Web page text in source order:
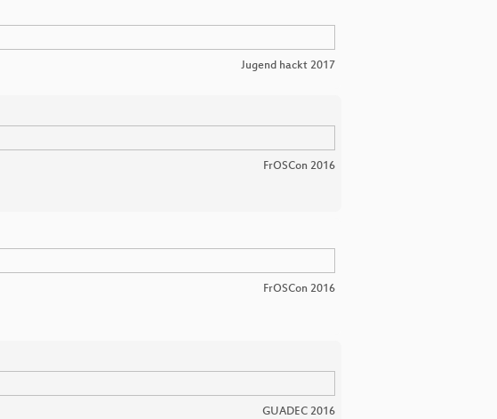
Jugend hackt 2017
FrOSCon 2016
FrOSCon 2016
GUADEC 2016